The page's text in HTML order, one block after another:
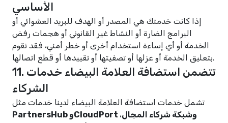
الأساسي
إذا كانت خدمتك هي المصدر أو الهدف للبريد العشوائي أو
البرامج الضارة أو النشاط غير القانوني أو هجمات رفض
الخدمة أو أي إساءة استخدام أخرى أو خطر أمني، فقد نقوم
بتعليق الخدمة أو عزلها أو تصفيتها أو تقييدها أو قطع اتصالها.
11. تتضمن استضافة العلامة البيضاء خدمات
الشركاء
تشمل خدمات استضافة العلامة البيضاء لدينا خدمات مثل
PartnersHub وCloudPort وشبكة شركاء المجال،